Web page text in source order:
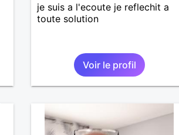
je suis a l'ecoute je reflechit a
toute solution
Voir le profil